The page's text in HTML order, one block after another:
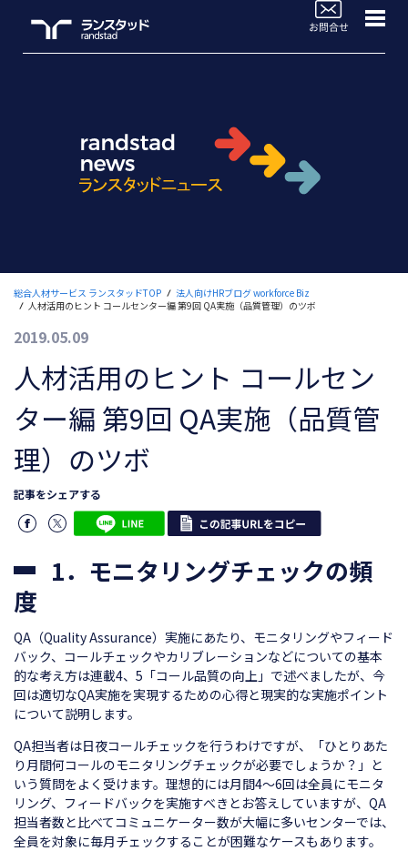
総合人材サービス ランスタッドTOP
法人向けHRブログ workforce Biz
人材活用のヒント コールセンター編 第9回 QA実施（品質管理）のツボ
2019.05.09
人材活用のヒント コールセン
ター編 第9回 QA実施（品質管
理）のツボ
記事をシェアする
1．モニタリングチェックの頻
度
QA（Quality Assurance）実施にあたり、モニタリングやフィード
バック、コールチェックやカリブレーションなどについての基本
的な考え方は連載4、5「コール品質の向上」で述べましたが、今
回は適切なQA実施を実現するための心得と現実的な実施ポイント
について説明します。
QA担当者は日夜コールチェックを行うわけですが、「ひとりあた
り月間何コールのモニタリングチェックが必要でしょうか？」と
いう質問をよく受けます。理想的には月間4～6回は全員にモニタ
リング、フィードバックを実施すべきとお答えしていますが、QA
担当者数と比べてコミュニケーター数が大幅に多いセンターでは、
全員を対象に毎月チェックすることが困難なケースもあります。
WorkforceBiz
活用事例
お役立ち情報